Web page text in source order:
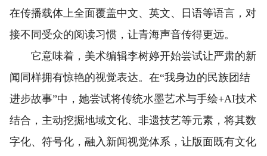
在传播载体上全面覆盖中文、英文、日语等语言，对
接不同受众的阅读习惯，让青海声音传得更远。
它意味着，美术编辑李树婷开始尝试让严肃的新
闻同样拥有惊艳的视觉表达。在“我身边的民族团结
进步故事”中，她尝试将传统水墨艺术与手绘+AI技术
结合，主动挖掘地域文化、非遗技艺等元素，将其数
字化、符号化，融入新闻视觉体系，让版面既有文化